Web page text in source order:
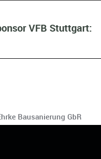
VFB Stuttgart:
Bausanierung GbR